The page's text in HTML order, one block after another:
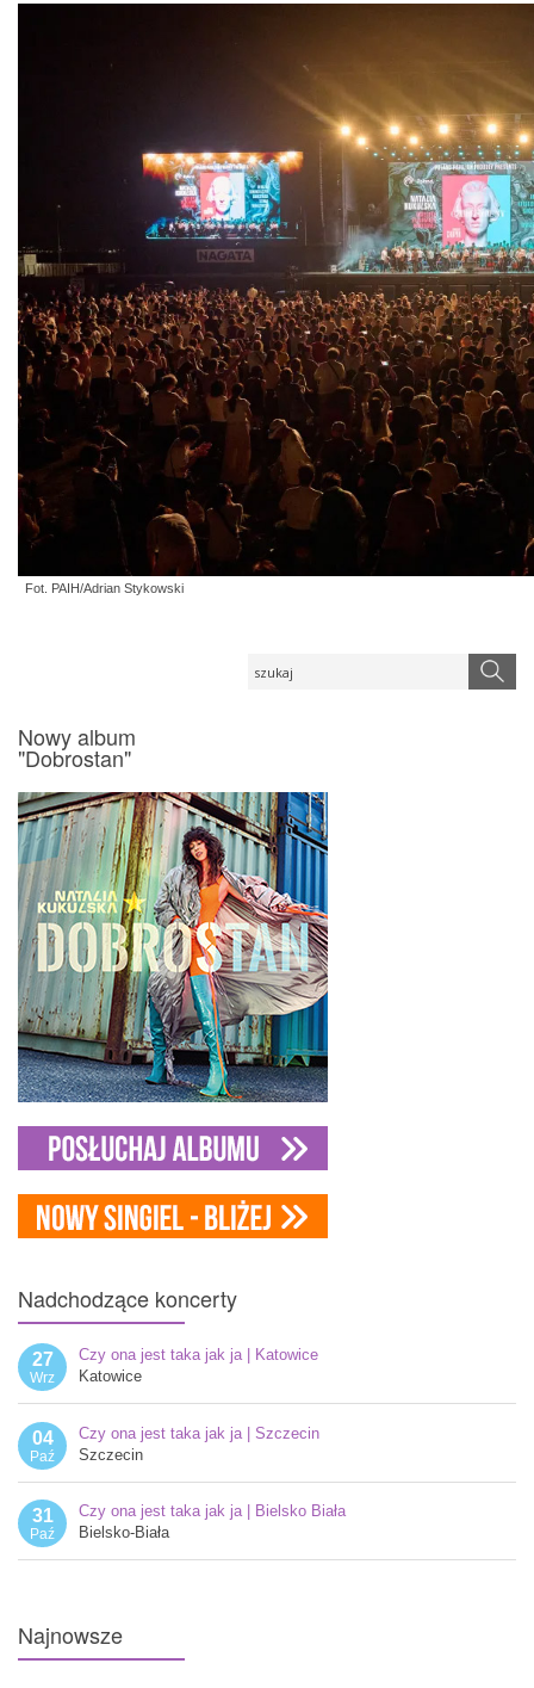
Fot. PAIH/Adrian Stykowski
Nowy album
"Dobrostan"
Nadchodzące koncerty
27
Wrz
Czy ona jest taka jak ja | Katowice
Katowice
04
Paź
Czy ona jest taka jak ja | Szczecin
Szczecin
31
Paź
Czy ona jest taka jak ja | Bielsko Biała
Bielsko-Biała
Najnowsze